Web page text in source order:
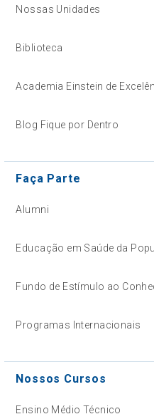
Nossas Unidades
Biblioteca
Academia Einstein de
Blog Fique por Dentro
Faça Parte
Alumni
Educação em Saúde da
Fundo de Estímulo ao
Programas Internacionais
Nossos Cursos
Ensino Médio Técnico